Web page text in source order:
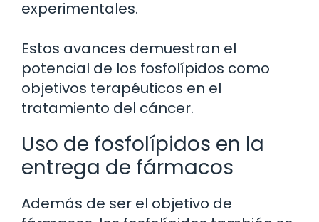
experimentales.
Estos avances demuestran el
potencial de los fosfolípidos como
objetivos terapéuticos en el
tratamiento del cáncer.
Uso de fosfolípidos en la
entrega de fármacos
Además de ser el objetivo de